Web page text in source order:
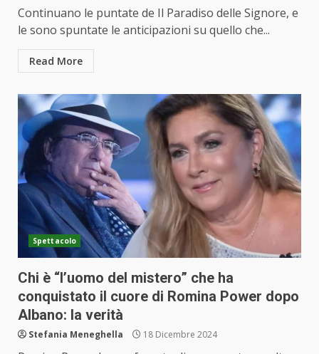
Continuano le puntate de Il Paradiso delle Signore, e
le sono spuntate le anticipazioni su quello che...
Read More
Spettacolo
Chi è “l’uomo del mistero” che ha
conquistato il cuore di Romina Power dopo
Albano: la verità
Stefania Meneghella 18 Dicembre 2024